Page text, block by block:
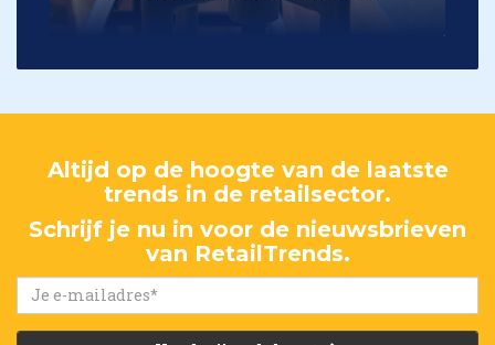
Altijd op de hoogte van de laatste
trends in de retailsector.
Schrijf je nu in voor de nieuwsbrieven
van RetailTrends.